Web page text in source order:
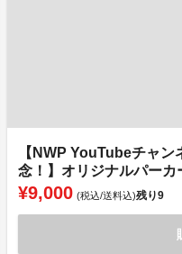
【NWP YouTubeチャ
念！】オリジナルパーカ
¥9,000 (税込/送料込)残り9